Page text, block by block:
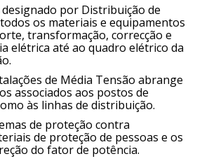
por Distribuição de
os materiais e equipamentos
transformação, correcção e
elétrica até ao quadro elétrico da
de Média Tensão abrange
associados aos postos de
às linhas de distribuição.
de proteção contra
de proteção de pessoas e os
do fator de potência.